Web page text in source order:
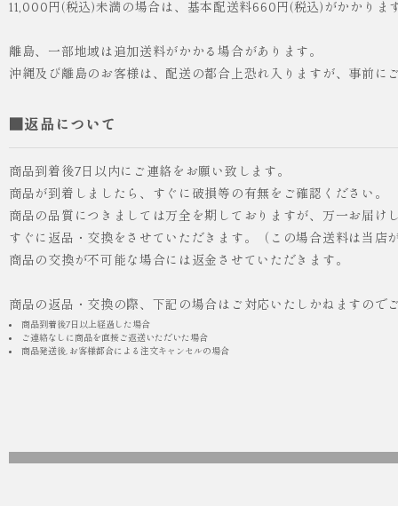
11,000円(税込)未満の場合は、基本配送料660円(税込)がかかりま
離島、一部地域は追加送料がかかる場合があります。
沖縄及び離島のお客様は、配送の都合上恐れ入りますが、事前に
■返品について
商品到着後7日以内にご連絡をお願い致します。
商品が到着しましたら、すぐに破損等の有無をご確認ください。
商品の品質につきましては万全を期しておりますが、万一お届
すぐに返品・交換をさせていただきます。（この場合送料は当店
商品の交換が不可能な場合には返金させていただきます。
商品の返品・交換の際、下記の場合はご対応いたしかねますので
商品到着後7日以上経過した場合
ご連絡なしに商品を直接ご返送いただいた場合
商品発送後, お客様都合による注文キャンセルの場合